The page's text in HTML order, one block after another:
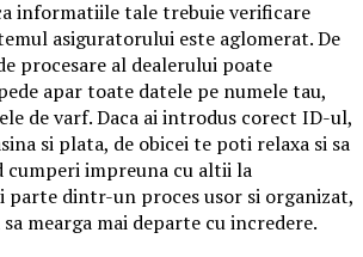
informatiile tale trebuie verificare
asiguratorului este aglomerat. De
procesare al dealerului poate
apar toate datele pe numele tau,
de varf. Daca ai introdus corect ID-ul,
si plata, de obicei te poti relaxa si sa
cumperi impreuna cu altii la
parte dintr-un proces usor si organizat,
mearga mai departe cu incredere.